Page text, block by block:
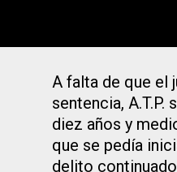
A falta de que el
sentencia, A.T.P.
diez años y
que se pedía
delito